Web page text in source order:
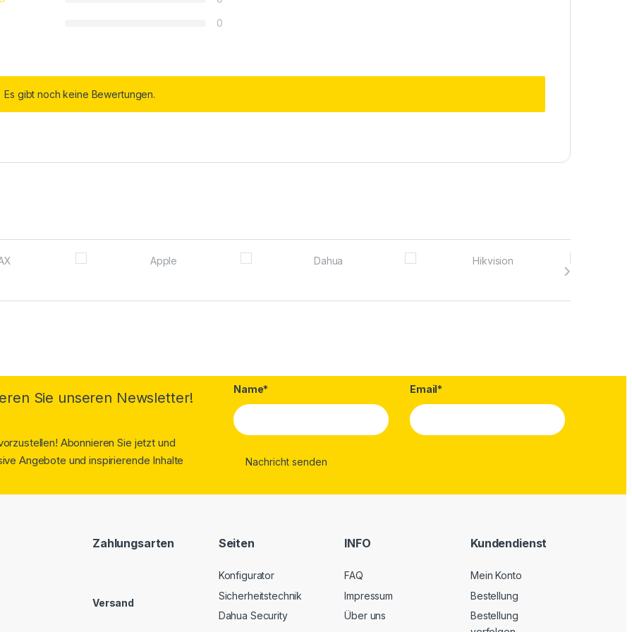
0
Es gibt noch keine Bewertungen.
Sie unseren Newsletter!
Abonnieren Sie jetzt und
Angebote und inspirierende Inhalte
Name* Email*
Zahlungsarten
Versand
Seiten
Konfigurator
Sicherheitstechnik
Dahua Security
INFO
FAQ
Impressum
Über uns
Kundendienst
Mein Konto
Bestellung
Bestellung